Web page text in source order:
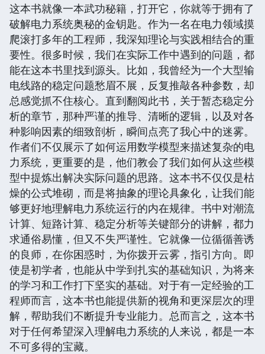
这本书就像一本武功秘籍，打开它，你就等于拥有了
破解电力系统奥秘的金钥匙。作为一名在电力领域摸
爬滚打多年的工程师，我深知理论与实践相结合的重
要性。很多时候，我们在实际工作中遇到的问题，都
能在这本书里找到源头。比如，我曾经为一个大型输
电线路的稳定问题愁眉不展，反复推敲各种参数，却
总感觉抓不住核心。直到翻阅此书，关于暂态稳定分
析的章节，那种严谨的推导、清晰的逻辑，以及对各
种影响因素的细致剖析，瞬间点亮了我心中的迷雾。
作者们不仅展示了如何运用数学模型来描述复杂的电
力系统，更重要的是，他们教会了我们如何从这些模
型中提炼出解决实际问题的思路。这本书不仅仅是枯
燥的公式堆砌，而是将抽象的理论具象化，让我们能
够更好地理解电力系统运行的内在规律。书中对潮流
计算、短路计算、稳定分析等关键部分的讲解，都力
求通俗易懂，但又不失严谨性。它就像一位循循善诱
的良师，在你困惑时，为你拨开云雾，指引方向。即
使是初学者，也能从中学到扎实的基础知识，为将来
的学习和工作打下坚实的基础。对于有一定经验的工
程师而言，这本书也能提供新的视角和更深层次的理
解，帮助我们不断提升专业能力。总而言之，这本书
对于任何希望深入理解电力系统的人来说，都是一本
不可多得的宝藏。